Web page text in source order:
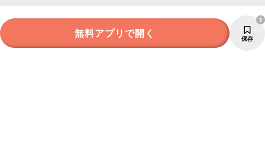
無料アプリで開く 保存
1